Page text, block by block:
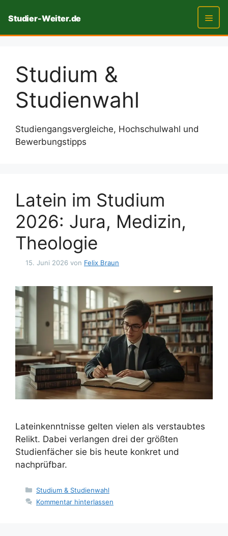
Inhalt
Studier-Weiter.de
Menü
Studium &
Studienwahl
Studiengangsvergleiche, Hochschulwahl und
Bewerbungstipps
Latein im Studium
2026: Jura, Medizin,
Theologie
15. Juni 2026 von Felix Braun
Lateinkenntnisse gelten vielen als verstaubtes
Relikt. Dabei verlangen drei der größten
Studienfächer sie bis heute konkret und
nachprüfbar.
Kategorien
Studium & Studienwahl
Kommentar hinterlassen